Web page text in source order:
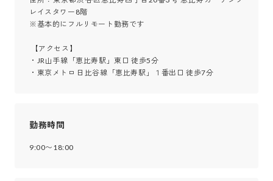
レイスタワー8階
※基本的にフルリモート勤務です
・JR山手線「恵比寿駅」東口 徒歩5分
・東京メトロ 日比谷線「恵比寿駅」１番出口 徒歩7分
勤務時間
9:00〜18:00